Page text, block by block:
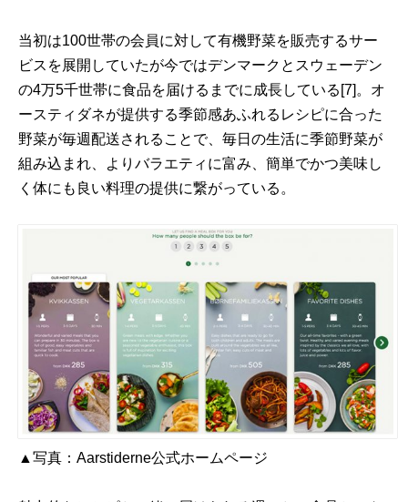
当初は100世帯の会員に対して有機野菜を販売するサー
ビスを展開していたが今ではデンマークとスウェーデン
の4万5千世帯に食品を届けるまでに成長している [7] 。オ
ースティダネが提供する季節感あふれるレシピに合った
野菜が毎週配送されることで、毎日の生活に季節野菜が
組み込まれ、よりバラエティに富み、簡単でかつ美味し
く体にも良い料理の提供に繋がっている。
▲写真：Aarstiderne公式ホームページ